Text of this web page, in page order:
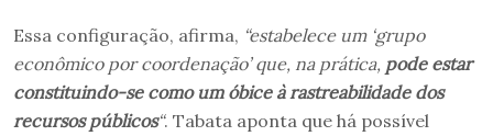
Essa configuração, afirma, “estabelece um ‘grupo
econômico por coordenação’ que, na prática, pode estar
constituindo-se como um óbice à rastreabilidade dos
recursos públicos“. Tabata aponta que há possível